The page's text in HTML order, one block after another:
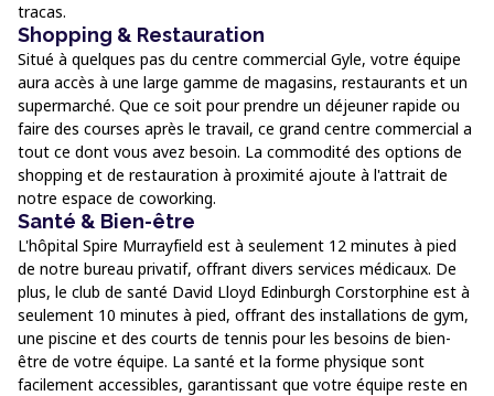
tracas.
Shopping & Restauration
Situé à quelques pas du centre commercial Gyle, votre équipe
aura accès à une large gamme de magasins, restaurants et un
supermarché. Que ce soit pour prendre un déjeuner rapide ou
faire des courses après le travail, ce grand centre commercial a
tout ce dont vous avez besoin. La commodité des options de
shopping et de restauration à proximité ajoute à l'attrait de
notre espace de coworking.
Santé & Bien-être
L'hôpital Spire Murrayfield est à seulement 12 minutes à pied
de notre bureau privatif, offrant divers services médicaux. De
plus, le club de santé David Lloyd Edinburgh Corstorphine est à
seulement 10 minutes à pied, offrant des installations de gym,
une piscine et des courts de tennis pour les besoins de bien-
être de votre équipe. La santé et la forme physique sont
facilement accessibles, garantissant que votre équipe reste en